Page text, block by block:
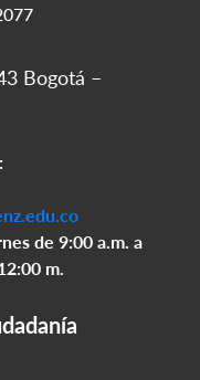
Bogotá –
de 9:00 a.m. a
m.